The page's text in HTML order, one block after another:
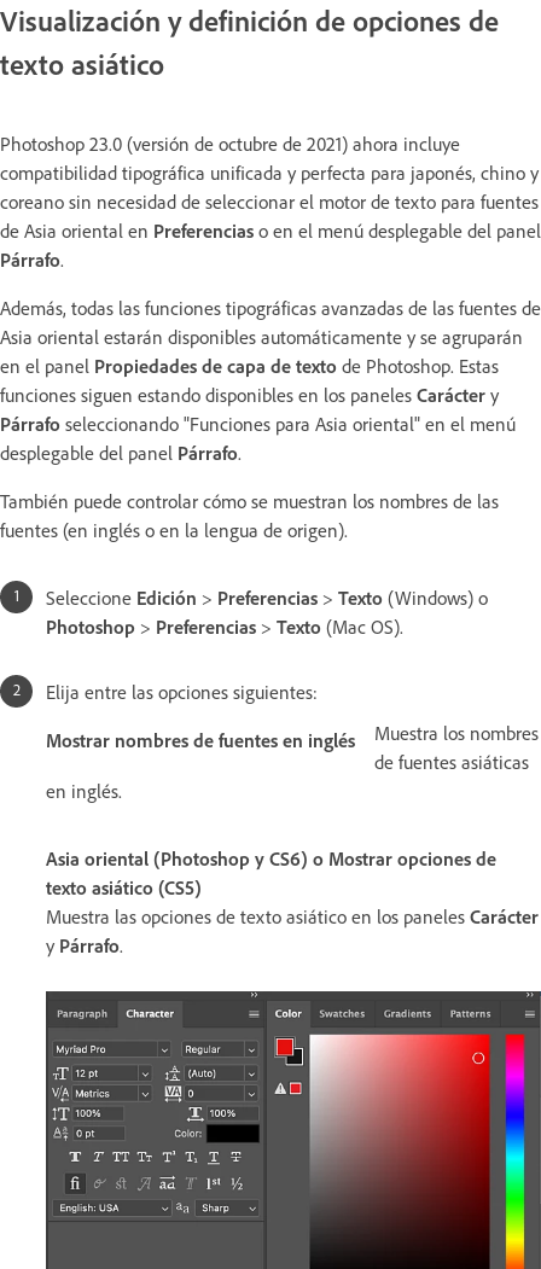
Visualización y definición de opciones de
texto asiático
Photoshop 23.0 (versión de octubre de 2021) ahora incluye
compatibilidad tipográfica unificada y perfecta para japonés, chino y
coreano sin necesidad de seleccionar el motor de texto para fuentes
de Asia oriental en Preferencias o en el menú desplegable del panel
Párrafo.
Además, todas las funciones tipográficas avanzadas de las fuentes de
Asia oriental estarán disponibles automáticamente y se agruparán
en el panel Propiedades de capa de texto de Photoshop. Estas
funciones siguen estando disponibles en los paneles Carácter y
Párrafo seleccionando "Funciones para Asia oriental" en el menú
desplegable del panel Párrafo.
También puede controlar cómo se muestran los nombres de las
fuentes (en inglés o en la lengua de origen).
Seleccione Edición > Preferencias > Texto (Windows) o
Photoshop > Preferencias > Texto (Mac OS).
Elija entre las opciones siguientes:
Mostrar nombres de fuentes en inglés
Muestra los nombres
de fuentes asiáticas
en inglés.
Asia oriental (Photoshop y CS6) o Mostrar opciones de
texto asiático (CS5)
Muestra las opciones de texto asiático en los paneles Carácter
y Párrafo.